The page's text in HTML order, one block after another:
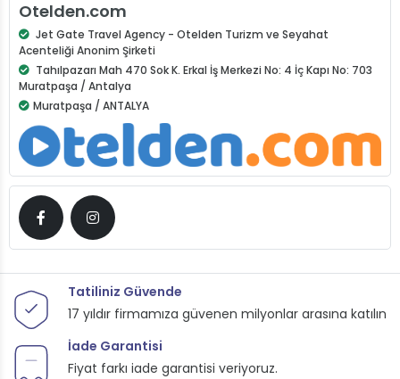
Otelden.com
Jet Gate Travel Agency - Otelden Turizm ve Seyahat
Acenteliği Anonim Şirketi
Tahılpazarı Mah 470 Sok K. Erkal İş Merkezi No: 4 İç Kapı No: 703
Muratpaşa / Antalya
Muratpaşa / ANTALYA
Tatiliniz Güvende
17 yıldır firmamıza güvenen milyonlar arasına katılın
İade Garantisi
Fiyat farkı iade garantisi veriyoruz.